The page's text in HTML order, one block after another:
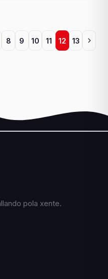
8 9 10 11 12 13
pola xente.